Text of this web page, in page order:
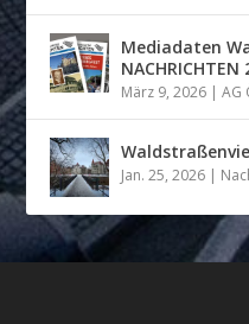
Mediadaten
NACHRICHTEN
März 9, 2026 |AG
Jan. 25, 2026 |